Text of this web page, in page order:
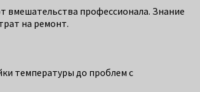
вмешательства профессионала. Знание
на ремонт.
температуры до проблем с